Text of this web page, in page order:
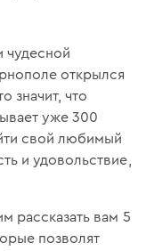
чудесной
открылся
значит, что
уже 300
свой любимый
и удовольствие,
рассказать вам 5
позволят